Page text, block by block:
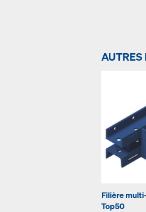
AUTRES
Filière
Top50